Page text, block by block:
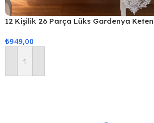
12 Kişilik 26 Parça Lüks Gardenya Keten
₺949,00
Sepete Ekle